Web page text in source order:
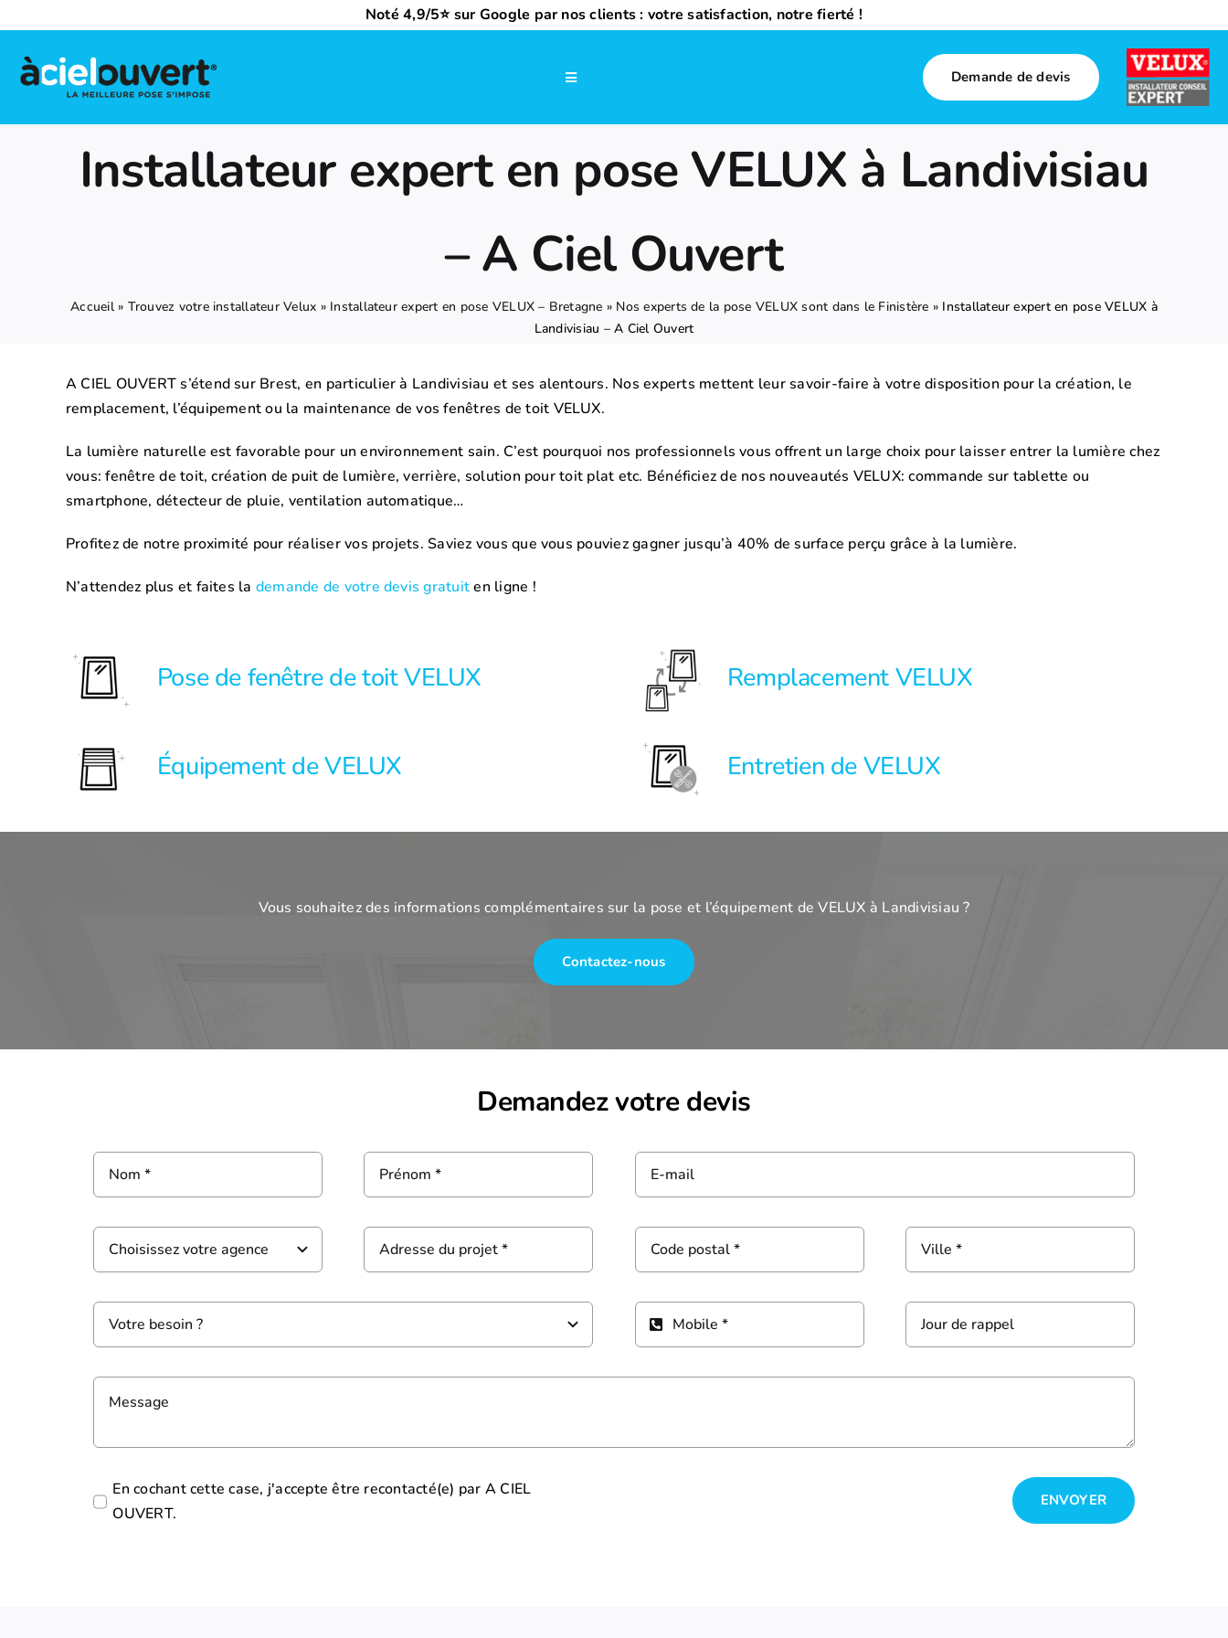
au
contenu
Noté 4,9/5⭐ sur Google par nos clients : votre satisfaction, notre fierté !
Navigation
Nos activités
Qui sommes-nous ?
Nous rejoindre
Demande de devis
Installateur expert en pose VELUX à Landivisiau
– A Ciel Ouvert
Accueil» Trouvez votre installateur Velux » Installateur expert en pose VELUX – Bretagne » Nos experts de la pose VELUX sont dans le Finistère » Installateur expert en pose VELUX à
Landivisiau – A Ciel Ouvert
A CIEL OUVERT s’étend sur Brest, en particulier à Landivisiau et ses alentours. Nos experts mettent leur savoir-faire à votre disposition pour la création, le
remplacement, l’équipement ou la maintenance de vos fenêtres de toit VELUX.
La lumière naturelle est favorable pour un environnement sain. C’est pourquoi nos professionnels vous offrent un large choix pour laisser entrer la lumière chez
vous: fenêtre de toit, création de puit de lumière, verrière, solution pour toit plat etc. Bénéficiez de nos nouveautés VELUX: commande sur tablette ou
smartphone, détecteur de pluie, ventilation automatique…
Profitez de notre proximité pour réaliser vos projets. Saviez vous que vous pouviez gagner jusqu’à 40% de surface perçu grâce à la lumière.
N’attendez plus et faites la demande de votre devis gratuiten ligne !
Pose de fenêtre de toit VELUX Remplacement VELUX
Équipement de VELUX Entretien de VELUX
Vous souhaitez des informations complémentaires sur la pose et l’équipement de VELUX à Landivisiau ?
Contactez-nous
Demandez votre devis
En cochant cette case, j'accepte être recontacté(e) par A CIEL
OUVERT.
ENVOYER